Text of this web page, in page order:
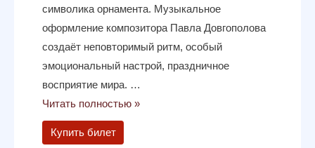
символика орнамента. Музыкальное
оформление композитора Павла Довгополова
создаёт неповторимый ритм, особый
эмоциональный настрой, праздничное
восприятие мира. …
Читать полностью »
Купить билет